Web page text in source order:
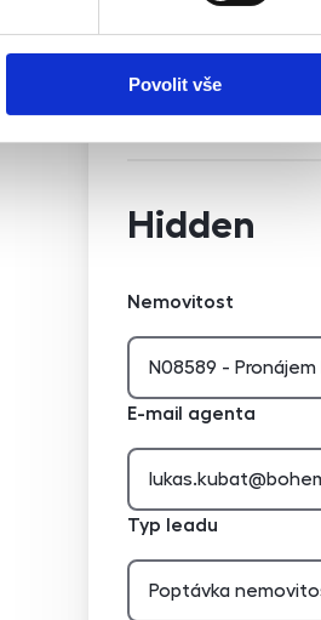
Povolit vše
Chci dostávat novinky
Chci dostávat novinky
Hidden
Nemovitost
E-mail agenta
Typ leadu